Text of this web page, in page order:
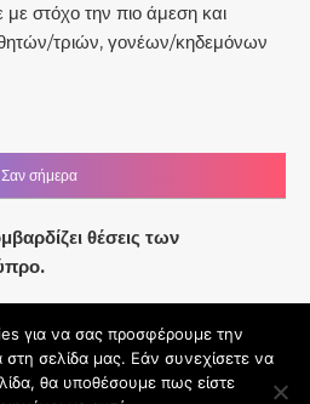
στόχο την πιο άμεση και
τριών, γονέων/κηδεμόνων
Σαν σήμερα
θέσεις των
απόOptima Themes
για να σας προσφέρουμε την
στη σελίδα μας. Εάν συνεχίσετε να
θα υποθέσουμε πως είστε